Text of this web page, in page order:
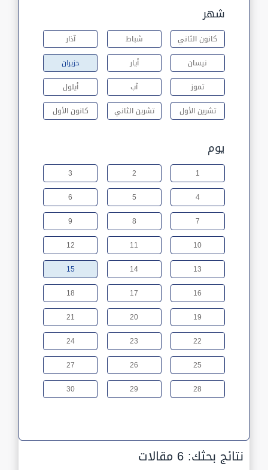
شهر
كانون الثاني شباط
آذار
نيسان
أيار
حزيران
تموز
آب
أيلول
تشرين الأول
تشرين الثاني كانون الأول
يوم
1
2
3
4
5
6
7
8
9
10
11
12
13
14
15
16
17
18
19
20
21
22
23
24
25
26
27
28
29
30
نتائج بحثك:6 مقالات